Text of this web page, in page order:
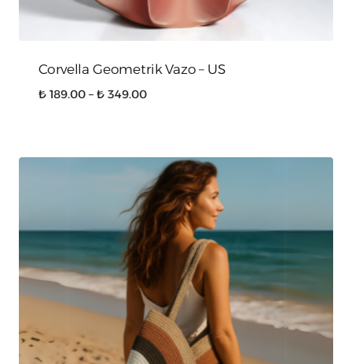
Corvella Geometrik Vazo – US
₺189.00 – ₺349.00Fiyat
₺ 349.00